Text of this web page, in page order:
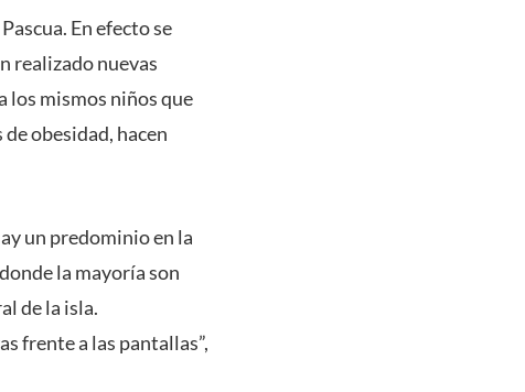
En efecto se
realizado nuevas
los mismos niños que
obesidad, hacen
un predominio en la
la mayoría son
de la isla.
frente a las pantallas”,